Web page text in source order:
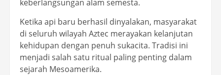
keberlangsungan alam semesta.
Ketika api baru berhasil dinyalakan, masyarakat
di seluruh wilayah Aztec merayakan kelanjutan
kehidupan dengan penuh sukacita. Tradisi ini
menjadi salah satu ritual paling penting dalam
sejarah Mesoamerika.